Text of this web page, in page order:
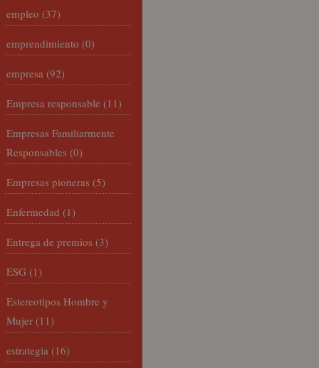
empleo (37)
emprendimiento (0)
empresa (92)
Empresa responsable (11)
Empresas Familiarmente
Responsables (0)
Empresas pioneras (5)
Enfermedad (1)
Entrega de premios (3)
ESG (1)
Estereotipos Hombre y
Mujer (11)
estrategia (16)